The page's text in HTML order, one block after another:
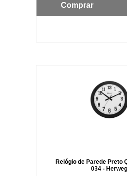
Comprar
Relógio de Parede Preto
034 - Herweg